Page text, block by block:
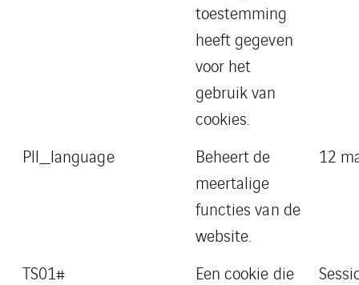
toestemming
heeft gegeven
voor het
gebruik van
cookies.
Pll_language
Beheert de
meertalige
functies van de
website.
12
TS01#
Een cookie die